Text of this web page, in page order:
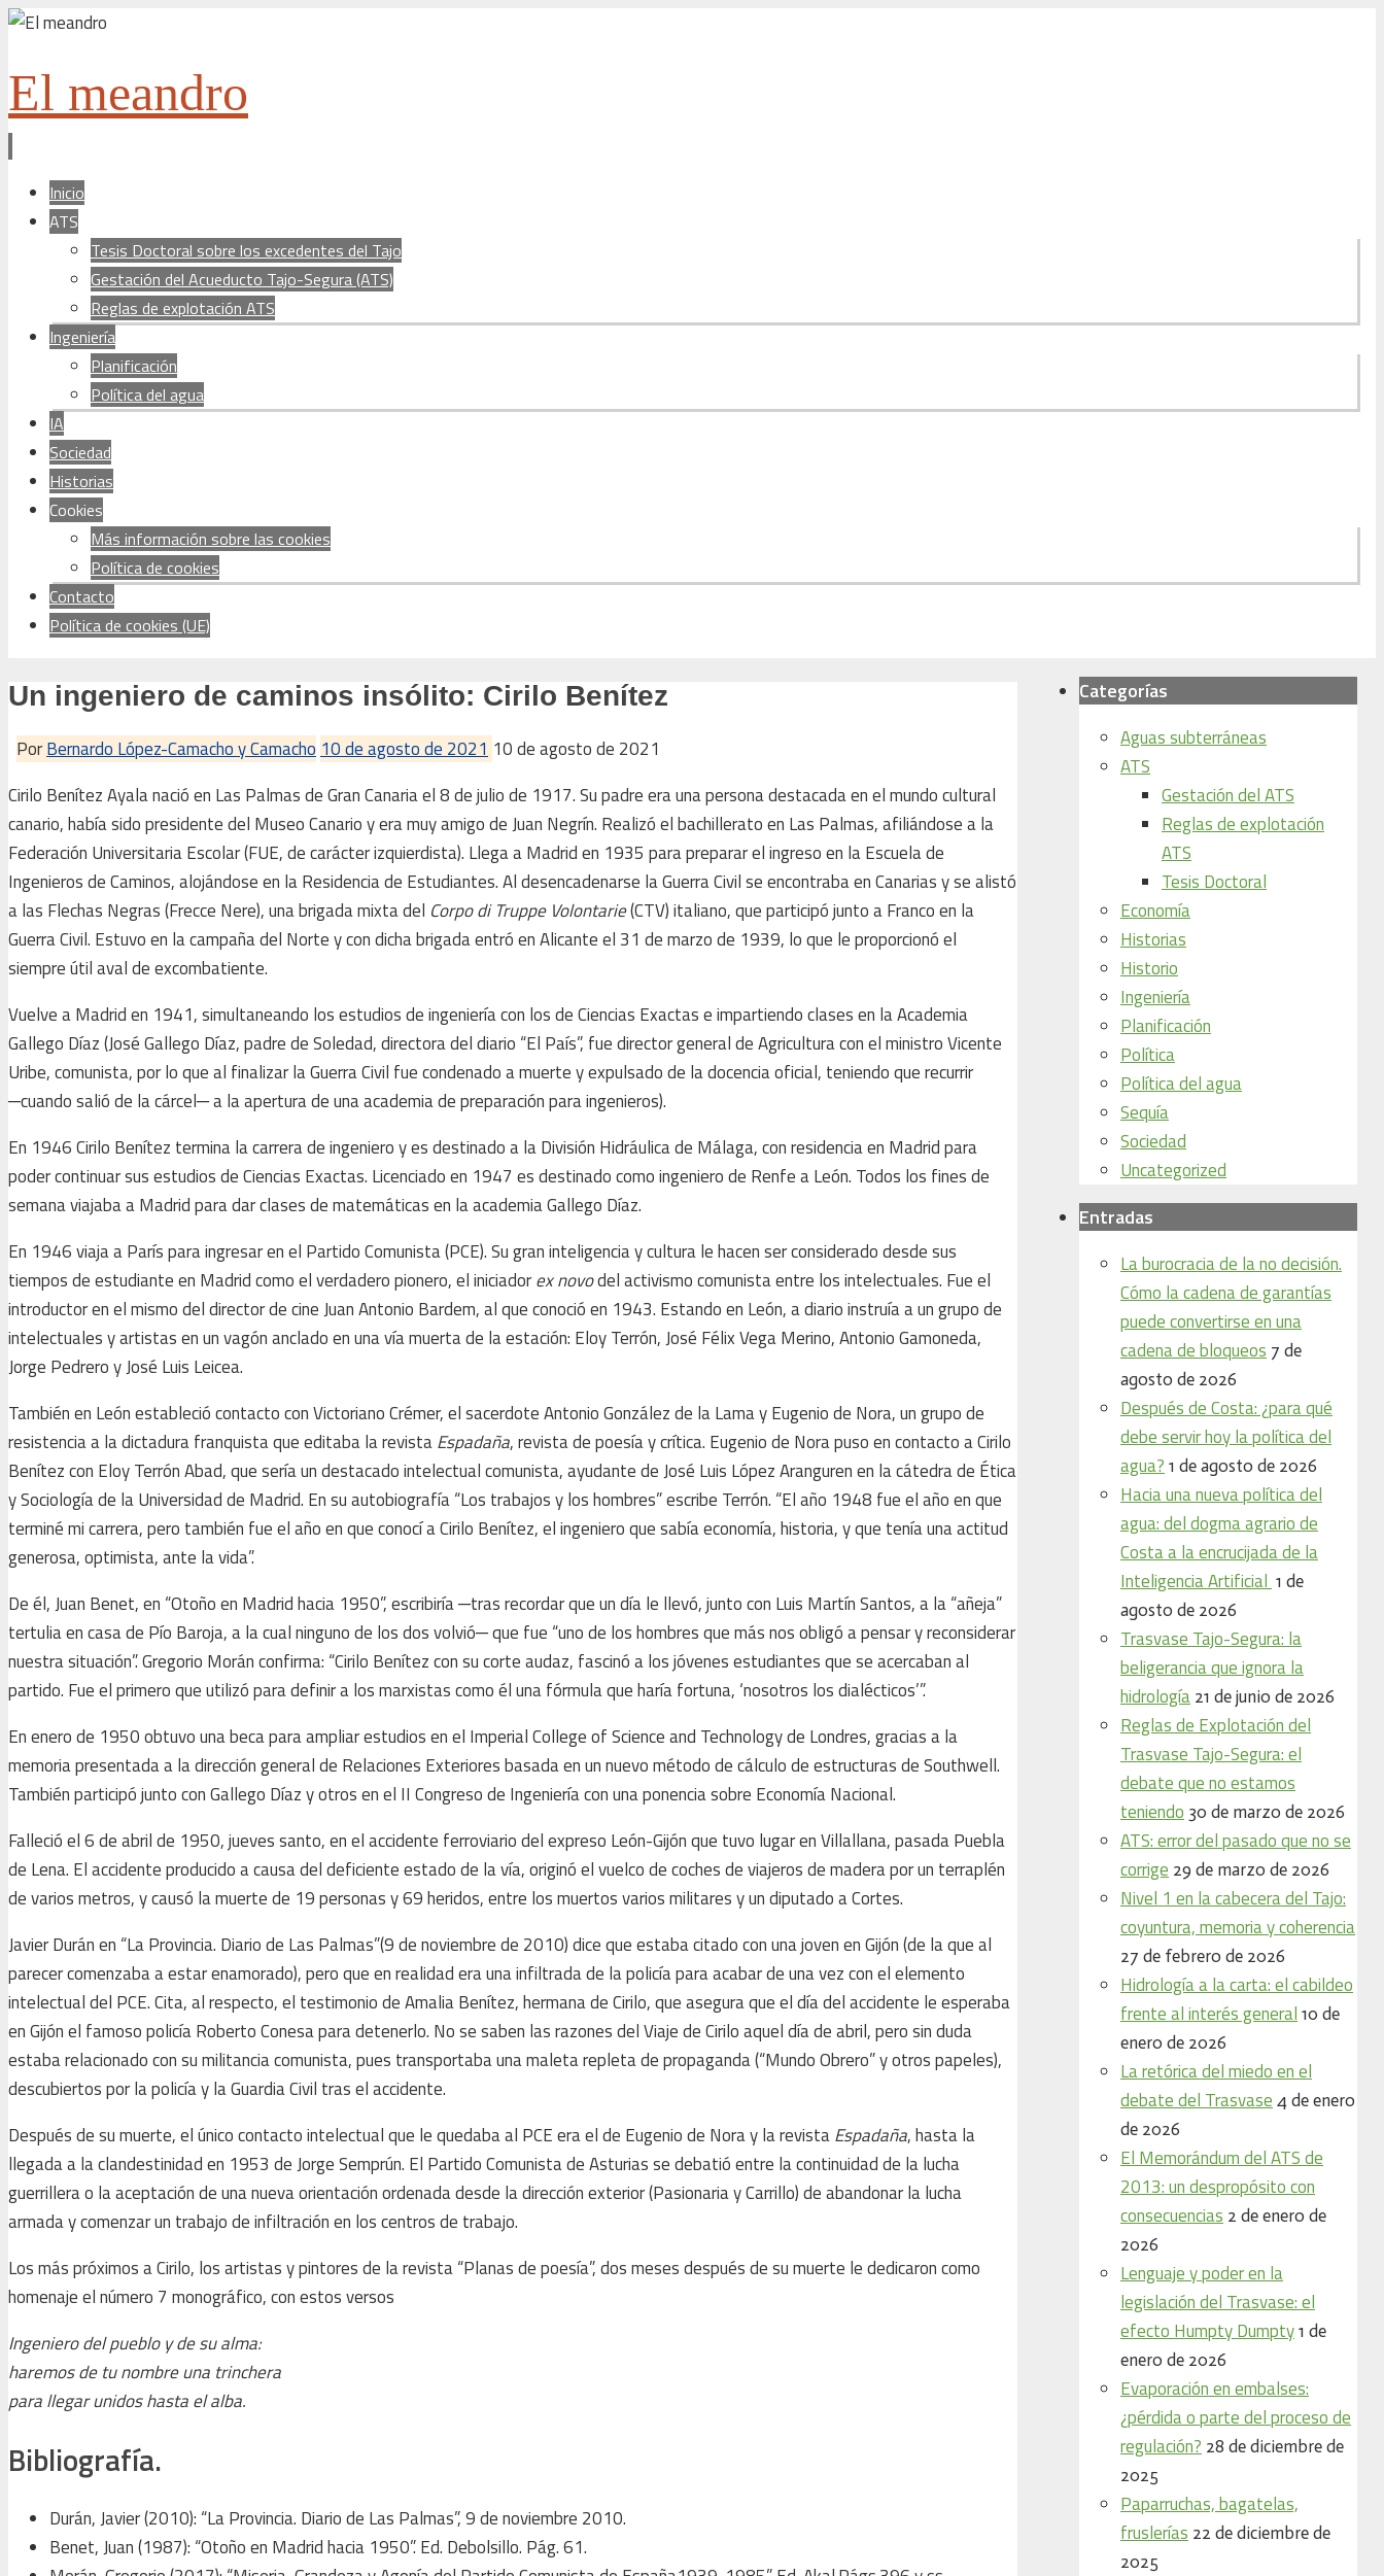
El meandro
contenido
Inicio
ATS
Tesis Doctoral sobre los excedentes del Tajo
Gestación del Acueducto Tajo-Segura (ATS)
Reglas de explotación ATS
Ingeniería
Planificación
Política del agua
IA
Sociedad
Historias
Cookies
Más información sobre las cookies
Política de cookies
Contacto
Política de cookies (UE)
Un ingeniero de caminos insólito: Cirilo Benítez
PorBernardo López-Camacho y Camacho10 de agosto de 2021 10 de agosto de 2021
Cirilo Benítez Ayala nació en Las Palmas de Gran Canaria el 8 de julio de 1917. Su padre era una persona destacada en el mundo cultural
canario, había sido presidente del Museo Canario y era muy amigo de Juan Negrín. Realizó el bachillerato en Las Palmas, afiliándose a la
Federación Universitaria Escolar (FUE, de carácter izquierdista). Llega a Madrid en 1935 para preparar el ingreso en la Escuela de
Ingenieros de Caminos, alojándose en la Residencia de Estudiantes. Al desencadenarse la Guerra Civil se encontraba en Canarias y se alistó
a las Flechas Negras (Frecce Nere), una brigada mixta del Corpo di Truppe Volontarie(CTV) italiano, que participó junto a Franco en la
Guerra Civil. Estuvo en la campaña del Norte y con dicha brigada entró en Alicante el 31 de marzo de 1939, lo que le proporcionó el
siempre útil aval de excombatiente.
Vuelve a Madrid en 1941, simultaneando los estudios de ingeniería con los de Ciencias Exactas e impartiendo clases en la Academia
Gallego Díaz (José Gallego Díaz, padre de Soledad, directora del diario “El País”, fue director general de Agricultura con el ministro Vicente
Uribe, comunista, por lo que al finalizar la Guerra Civil fue condenado a muerte y expulsado de la docencia oficial, teniendo que recurrir
─cuando salió de la cárcel─ a la apertura de una academia de preparación para ingenieros).
En 1946 Cirilo Benítez termina la carrera de ingeniero y es destinado a la División Hidráulica de Málaga, con residencia en Madrid para
poder continuar sus estudios de Ciencias Exactas. Licenciado en 1947 es destinado como ingeniero de Renfe a León. Todos los fines de
semana viajaba a Madrid para dar clases de matemáticas en la academia Gallego Díaz.
En 1946 viaja a París para ingresar en el Partido Comunista (PCE). Su gran inteligencia y cultura le hacen ser considerado desde sus
tiempos de estudiante en Madrid como el verdadero pionero, el iniciadorex novodel activismo comunista entre los intelectuales. Fue el
introductor en el mismo del director de cine Juan Antonio Bardem, al que conoció en 1943. Estando en León, a diario instruía a un grupo de
intelectuales y artistas en un vagón anclado en una vía muerta de la estación: Eloy Terrón, José Félix Vega Merino, Antonio Gamoneda,
Jorge Pedrero y José Luis Leicea.
También en León estableció contacto con Victoriano Crémer, el sacerdote Antonio González de la Lama y Eugenio de Nora, un grupo de
resistencia a la dictadura franquista que editaba la revistaEspadaña, revista de poesía y crítica. Eugenio de Nora puso en contacto a Cirilo
Benítez con Eloy Terrón Abad, que sería un destacado intelectual comunista, ayudante de José Luis López Aranguren en la cátedra de Ética
y Sociología de la Universidad de Madrid. En su autobiografía “Los trabajos y los hombres” escribe Terrón. “El año 1948 fue el año en que
terminé mi carrera, pero también fue el año en que conocí a Cirilo Benítez, el ingeniero que sabía economía, historia, y que tenía una actitud
generosa, optimista, ante la vida”.
De él, Juan Benet, en “Otoño en Madrid hacia 1950”, escribiría ─tras recordar que un día le llevó, junto con Luis Martín Santos, a la “añeja”
tertulia en casa de Pío Baroja, a la cual ninguno de los dos volvió─ que fue “uno de los hombres que más nos obligó a pensar y reconsiderar
nuestra situación”. Gregorio Morán confirma: “Cirilo Benítez con su corte audaz, fascinó a los jóvenes estudiantes que se acercaban al
partido. Fue el primero que utilizó para definir a los marxistas como él una fórmula que haría fortuna, ‘nosotros los dialécticos’”.
En enero de 1950 obtuvo una beca para ampliar estudios en el Imperial College of Science and Technology de Londres, gracias a la
memoria presentada a la dirección general de Relaciones Exteriores basada en un nuevo método de cálculo de estructuras de Southwell.
También participó junto con Gallego Díaz y otros en el II Congreso de Ingeniería con una ponencia sobre Economía Nacional.
Falleció el 6 de abril de 1950, jueves santo, en el accidente ferroviario del expreso León-Gijón que tuvo lugar en Villallana, pasada Puebla
de Lena. El accidente producido a causa del deficiente estado de la vía, originó el vuelco de coches de viajeros de madera por un terraplén
de varios metros, y causó la muerte de 19 personas y 69 heridos, entre los muertos varios militares y un diputado a Cortes.
Javier Durán en “La Provincia. Diario de Las Palmas”(9 de noviembre de 2010) dice que estaba citado con una joven en Gijón (de la que al
parecer comenzaba a estar enamorado), pero que en realidad era una infiltrada de la policía para acabar de una vez con el elemento
intelectual del PCE. Cita, al respecto, el testimonio de Amalia Benítez, hermana de Cirilo, que asegura que el día del accidente le esperaba
en Gijón el famoso policía Roberto Conesa para detenerlo. No se saben las razones del Viaje de Cirilo aquel día de abril, pero sin duda
estaba relacionado con su militancia comunista, pues transportaba una maleta repleta de propaganda (“Mundo Obrero” y otros papeles),
descubiertos por la policía y la Guardia Civil tras el accidente.
Después de su muerte, el único contacto intelectual que le quedaba al PCE era el de Eugenio de Nora y la revistaEspadaña, hasta la
llegada a la clandestinidad en 1953 de Jorge Semprún. El Partido Comunista de Asturias se debatió entre la continuidad de la lucha
guerrillera o la aceptación de una nueva orientación ordenada desde la dirección exterior (Pasionaria y Carrillo) de abandonar la lucha
armada y comenzar un trabajo de infiltración en los centros de trabajo.
Los más próximos a Cirilo, los artistas y pintores de la revista “Planas de poesía”, dos meses después de su muerte le dedicaron como
homenaje el número 7 monográfico, con estos versos
Ingeniero del pueblo y de su alma:
haremos de tu nombre una trinchera
para llegar unidos hasta el alba.
​Bibliografía.
Durán, Javier (2010): “La Provincia. Diario de Las Palmas”, 9 de noviembre 2010.
Benet, Juan (1987): “Otoño en Madrid hacia 1950”. Ed. Debolsillo. Pág. 61.
Categorías
Aguas subterráneas
ATS
Gestación del ATS
Reglas de explotación
ATS
Tesis Doctoral
Economía
Historias
Historio
Ingeniería
Planificación
Política
Política del agua
Sequía
Sociedad
Uncategorized
Entradas
La burocracia de la no decisión.
Cómo la cadena de garantías
puede convertirse en una
cadena de bloqueos 7 de
agosto de 2026
Después de Costa: ¿para qué
debe servir hoy la política del
agua? 1 de agosto de 2026
Hacia una nueva política del
agua: del dogma agrario de
Costa a la encrucijada de la
Inteligencia Artificial 1 de
agosto de 2026
Trasvase Tajo-Segura: la
beligerancia que ignora la
hidrología 21 de junio de 2026
Reglas de Explotación del
Trasvase Tajo-Segura: el
debate que no estamos
teniendo 30 de marzo de 2026
ATS: error del pasado que no se
corrige 29 de marzo de 2026
Nivel 1 en la cabecera del Tajo:
coyuntura, memoria y coherencia
27 de febrero de 2026
Hidrología a la carta: el cabildeo
frente al interés general 10 de
enero de 2026
La retórica del miedo en el
debate del Trasvase 4 de enero
de 2026
El Memorándum del ATS de
2013: un despropósito con
consecuencias 2 de enero de
2026
Lenguaje y poder en la
legislación del Trasvase: el
efecto Humpty Dumpty 1 de
enero de 2026
Evaporación en embalses:
¿pérdida o parte del proceso de
regulación? 28 de diciembre de
2025
Paparruchas, bagatelas,
fruslerías 22 de diciembre de
2025